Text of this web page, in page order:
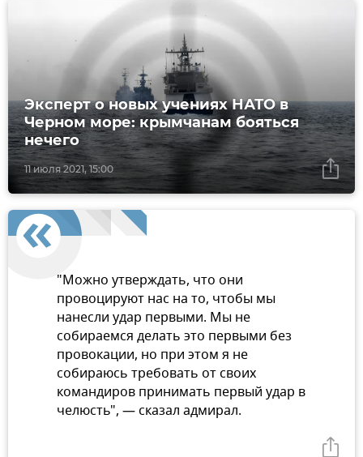
11 июля 2021, 15:00
Эксперт о новых учениях НАТО в
Черном море: крымчанам бояться
нечего
"Можно утверждать, что они
провоцируют нас на то, чтобы мы
нанесли удар первыми. Мы не
собираемся делать это первыми без
провокации, но при этом я не
собираюсь требовать от своих
командиров принимать первый удар в
челюсть", — сказал адмирал.